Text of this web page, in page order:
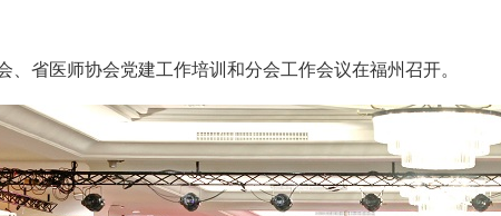
省医师协会党建工作培训和分会工作会议在福州召开。